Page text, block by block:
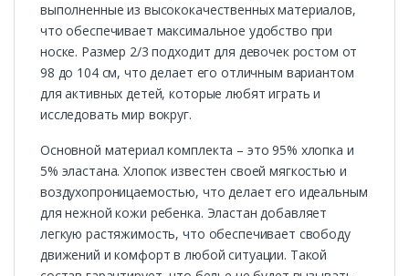
выполненные из высококачественных материалов,
что обеспечивает максимальное удобство при
носке. Размер 2/3 подходит для девочек ростом от
98 до 104 см, что делает его отличным вариантом
для активных детей, которые любят играть и
исследовать мир вокруг.
Основной материал комплекта – это 95% хлопка и
5% эластана. Хлопок известен своей мягкостью и
воздухопроницаемостью, что делает его идеальным
для нежной кожи ребенка. Эластан добавляет
легкую растяжимость, что обеспечивает свободу
движений и комфорт в любой ситуации. Такой